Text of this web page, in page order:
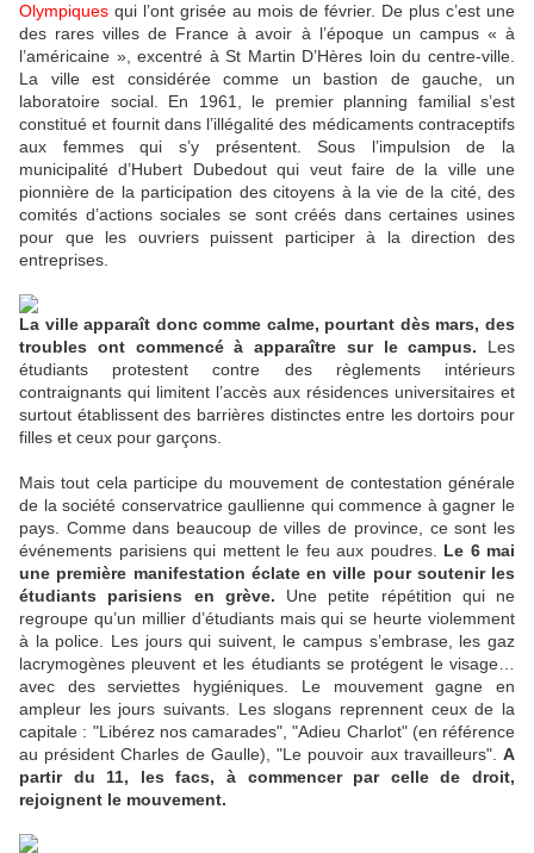
Olympiques qui l’ont grisée au mois de février. De plus c’est une
des rares villes de France à avoir à l’époque un campus « à
l’américaine », excentré à St Martin D’Hères loin du centre-ville.
La ville est considérée comme un bastion de gauche, un
laboratoire social. En 1961, le premier planning familial s’est
constitué et fournit dans l’illégalité des médicaments contraceptifs
aux femmes qui s’y présentent. Sous l’impulsion de la
municipalité d’Hubert Dubedout qui veut faire de la ville une
pionnière de la participation des citoyens à la vie de la cité, des
comités d’actions sociales se sont créés dans certaines usines
pour que les ouvriers puissent participer à la direction des
entreprises.
La ville apparaît donc comme calme, pourtant dès mars, des
troubles ont commencé à apparaître sur le campus. Les
étudiants protestent contre des règlements intérieurs
contraignants qui limitent l’accès aux résidences universitaires et
surtout établissent des barrières distinctes entre les dortoirs pour
filles et ceux pour garçons.
Mais tout cela participe du mouvement de contestation générale
de la société conservatrice gaullienne qui commence à gagner le
pays. Comme dans beaucoup de villes de province, ce sont les
événements parisiens qui mettent le feu aux poudres. Le 6 mai
une première manifestation éclate en ville pour soutenir les
étudiants parisiens en grève. Une petite répétition qui ne
regroupe qu’un millier d’étudiants mais qui se heurte violemment
à la police. Les jours qui suivent, le campus s’embrase, les gaz
lacrymogènes pleuvent et les étudiants se protégent le visage…
avec des serviettes hygiéniques. Le mouvement gagne en
ampleur les jours suivants. Les slogans reprennent ceux de la
capitale : "Libérez nos camarades", "Adieu Charlot" (en référence
au président Charles de Gaulle), "Le pouvoir aux travailleurs". A
partir du 11, les facs, à commencer par celle de droit,
rejoignent le mouvement.